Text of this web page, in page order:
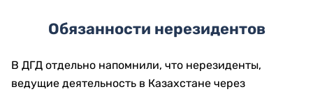
Обязанности нерезидентов
В ДГД отдельно напомнили, что нерезиденты,
ведущие деятельность в Казахстане через